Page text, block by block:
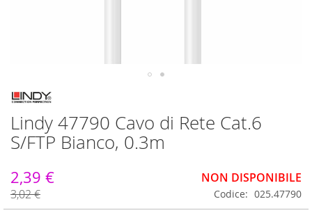
Vai
all'inizio
della
galleria
di
Lindy 47790 Cavo di Rete Cat.6
S/FTP Bianco, 0.3m
2,39 €
3,02 €
NON DISPONIBILE
Codice 025.47790